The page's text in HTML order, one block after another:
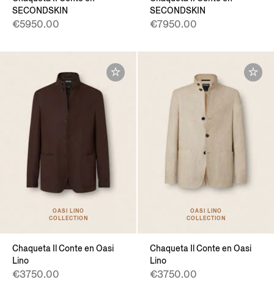
SECONDSKIN
€5950.00
SECONDSKIN
€7950.00
OASI LINO
COLLECTION
Chaqueta Il Conte en Oasi
Lino
€3750.00
OASI LINO
COLLECTION
Chaqueta Il Conte en Oasi
Lino
€3750.00